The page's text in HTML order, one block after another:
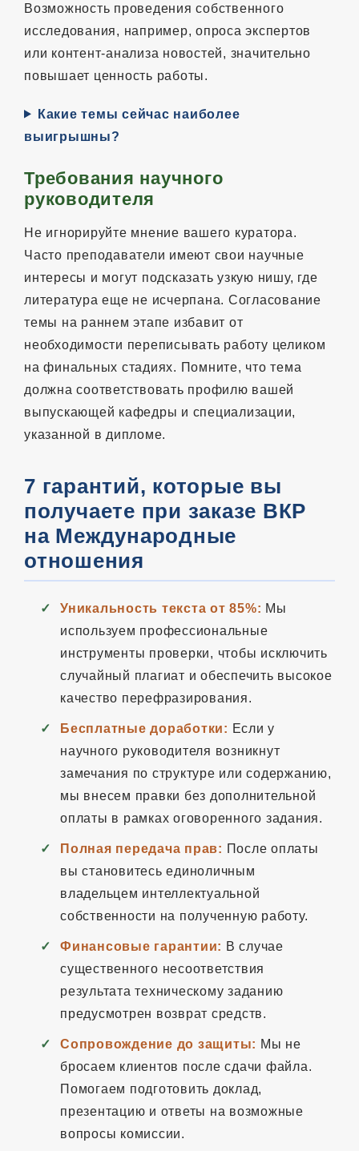
Возможность проведения собственного
исследования, например, опроса экспертов
или контент-анализа новостей, значительно
повышает ценность работы.
Какие темы сейчас наиболее
выигрышны?
Требования научного
руководителя
Не игнорируйте мнение вашего куратора.
Часто преподаватели имеют свои научные
интересы и могут подсказать узкую нишу, где
литература еще не исчерпана. Согласование
темы на раннем этапе избавит от
необходимости переписывать работу целиком
на финальных стадиях. Помните, что тема
должна соответствовать профилю вашей
выпускающей кафедры и специализации,
указанной в дипломе.
7 гарантий, которые вы
получаете при заказе ВКР
на Международные
отношения
Уникальность текста от 85%: Мы
используем профессиональные
инструменты проверки, чтобы исключить
случайный плагиат и обеспечить высокое
качество перефразирования.
Бесплатные доработки: Если у
научного руководителя возникнут
замечания по структуре или содержанию,
мы внесем правки без дополнительной
оплаты в рамках оговоренного задания.
Полная передача прав: После оплаты
вы становитесь единоличным
владельцем интеллектуальной
собственности на полученную работу.
Финансовые гарантии: В случае
существенного несоответствия
результата техническому заданию
предусмотрен возврат средств.
Сопровождение до защиты: Мы не
бросаем клиентов после сдачи файла.
Помогаем подготовить доклад,
презентацию и ответы на возможные
вопросы комиссии.